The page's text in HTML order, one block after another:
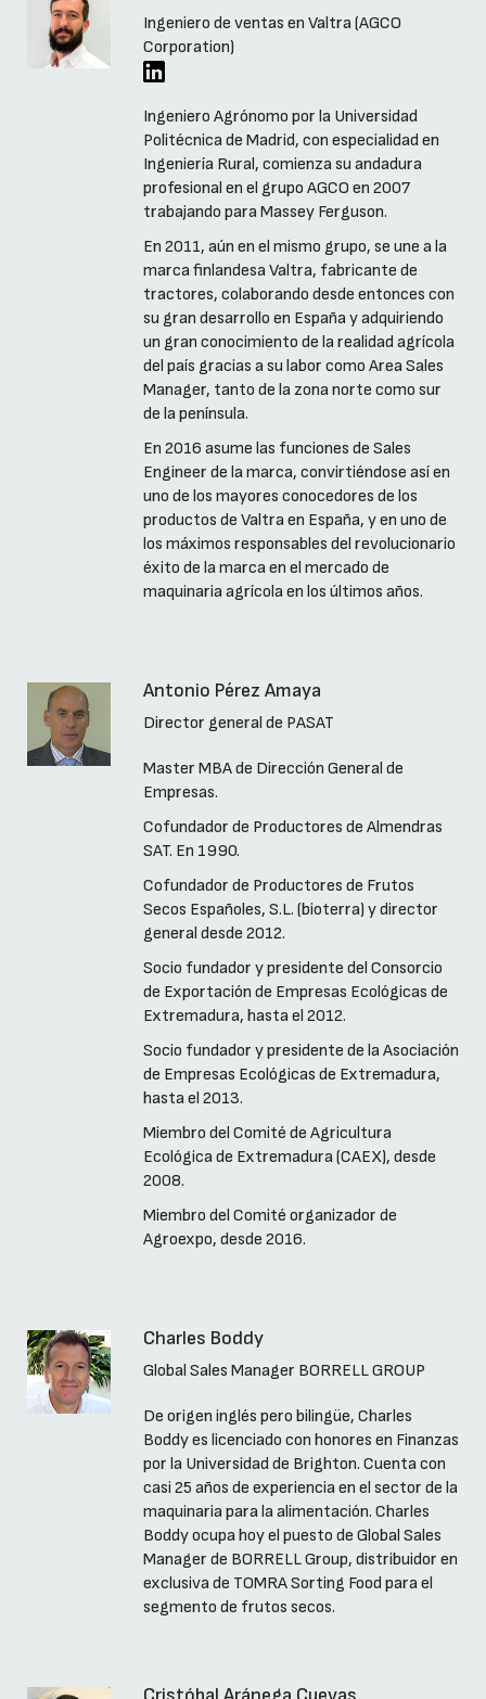
Ingeniero de ventas en Valtra (AGCO
Corporation)
Ingeniero Agrónomo por la Universidad
Politécnica de Madrid, con especialidad en
Ingeniería Rural, comienza su andadura
profesional en el grupo AGCO en 2007
trabajando para Massey Ferguson.
En 2011, aún en el mismo grupo, se une a la
marca finlandesa Valtra, fabricante de
tractores, colaborando desde entonces con
su gran desarrollo en España y adquiriendo
un gran conocimiento de la realidad agrícola
del país gracias a su labor como Area Sales
Manager, tanto de la zona norte como sur
de la península.
En 2016 asume las funciones de Sales
Engineer de la marca, convirtiéndose así en
uno de los mayores conocedores de los
productos de Valtra en España, y en uno de
los máximos responsables del revolucionario
éxito de la marca en el mercado de
maquinaria agrícola en los últimos años.
Antonio Pérez Amaya
Director general de PASAT
Master MBA de Dirección General de
Empresas.
Cofundador de Productores de Almendras
SAT. En 1990.
Cofundador de Productores de Frutos
Secos Españoles, S.L. (bioterra) y director
general desde 2012.
Socio fundador y presidente del Consorcio
de Exportación de Empresas Ecológicas de
Extremadura, hasta el 2012.
Socio fundador y presidente de la Asociación
de Empresas Ecológicas de Extremadura,
hasta el 2013.
Miembro del Comité de Agricultura
Ecológica de Extremadura (CAEX), desde
2008.
Miembro del Comité organizador de
Agroexpo, desde 2016.
Charles Boddy
Global Sales Manager BORRELL GROUP
De origen inglés pero bilingüe, Charles
Boddy es licenciado con honores en Finanzas
por la Universidad de Brighton. Cuenta con
casi 25 años de experiencia en el sector de la
maquinaria para la alimentación. Charles
Boddy ocupa hoy el puesto de Global Sales
Manager de BORRELL Group, distribuidor en
exclusiva de TOMRA Sorting Food para el
segmento de frutos secos.